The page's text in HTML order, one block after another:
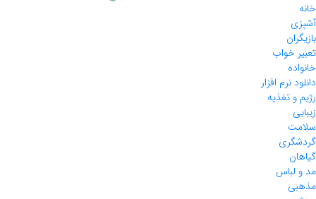
خانه
آشپزی
بازیگران
تعبیر خواب
خانواده
دانلود نرم افزار
رژیم و تغذیه
زیبایی
سلامت
گردشگری
گیاهان
مد و لباس
مذهبی